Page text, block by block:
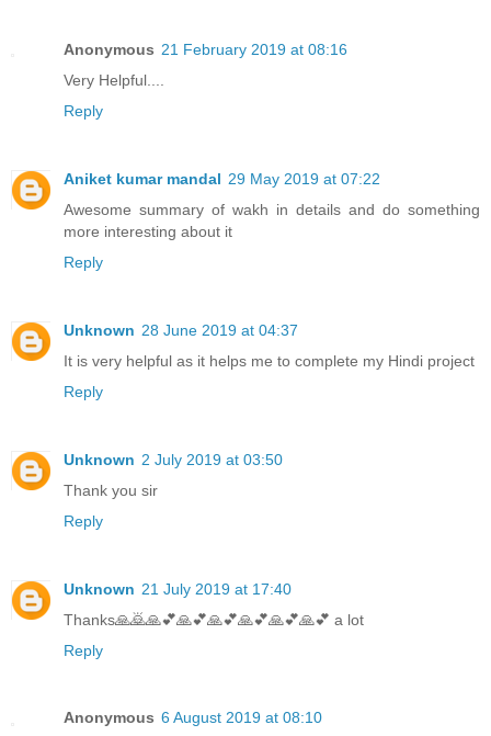
Anonymous 21 February 2019 at 08:16
Very Helpful....
Reply
Aniket kumar mandal 29 May 2019 at 07:22
Awesome summary of wakh in details and do something
more interesting about it
Reply
Unknown 28 June 2019 at 04:37
It is very helpful as it helps me to complete my Hindi project
Reply
Unknown 2 July 2019 at 03:50
Thank you sir
Reply
Unknown 21 July 2019 at 17:40
Thanks🙏🙇🙏💕🙏💕🙏💕🙏💕🙏💕🙏💕 a lot
Reply
Anonymous 6 August 2019 at 08:10